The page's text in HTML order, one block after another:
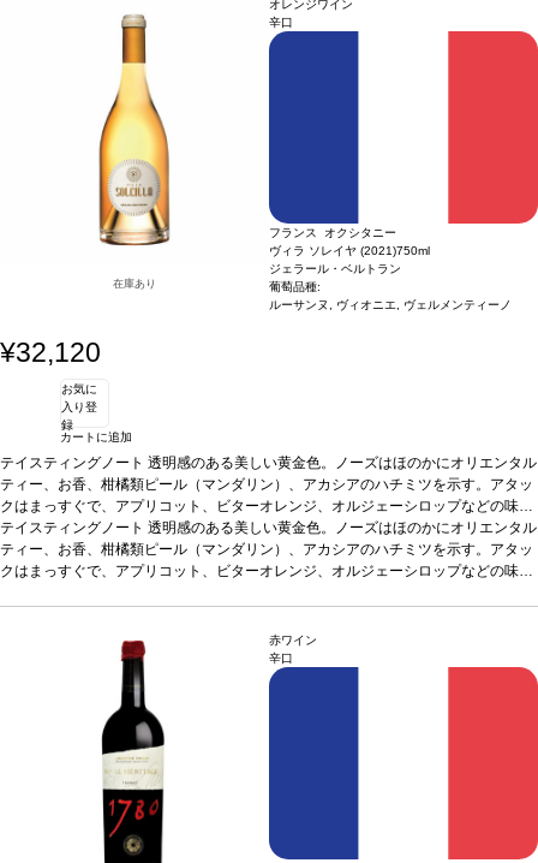
在庫があり価格が同様の場合は自動的に次のヴィンテージに変更されます、ご了承
在庫あり
オレンジワイン
辛口
フランス オクシタニー
ヴィラ ソレイヤ (2021)750ml
ジェラール・ベルトラン
葡萄品種:
ルーサンヌ, ヴィオニエ, ヴェルメンティーノ
¥32,120
お気に
入り登
録
カートに追加
テイスティングノート 透明感のある美しい黄金色。ノーズはほのかにオリエンタル
ティー、お香、柑橘類ピール（マンダリン）、アカシアのハチミツを示す。アタッ
クはまっすぐで、アプリコット、ビターオレンジ、オルジェーシロップなどの味わ
いを含む。ミッドパレットは、調和の取れたストラクチャーが塩味とクリーミーな
バターのニュアンスによりバランスが取れている。フィニッシュは、ラ・クラープ
のテロワールに沿った心地よいデリケートな塩味と、カリンやミネラルのタッチを
なスパイスを効かせたロースト野菜、フレッシュな山羊のチーズや熟成した牛や羊
葡萄品種ルーサンヌ、ヴェルメンティーノ、ヴィオニエ
*本ヴィンテージが在庫切れの場合、在庫があり価格が同様の場合は自動的に次の
ヴィンテージに変更されますのでご了承ください。
テイスティングノート 透明感のある美しい黄金色。ノーズはほのかにオリエンタル
ティー、お香、柑橘類ピール（マンダリン）、アカシアのハチミツを示す。アタッ
クはまっすぐで、アプリコット、ビターオレンジ、オルジェーシロップなどの味わ
のテロワールに沿った心地よいデリケートな塩味と、カリンやミネラルのタッチを
伴う。コクがあり濃厚な味わいで、アロマの余韻が美しく続き、タンニンは調和の
とれたストラクチャーを持つ。
ラム肉とアプリコットのシチュー、繊細
なスパイスを効かせたロースト野菜、フレッシュな山羊のチーズや熟成した牛や羊
葡萄品種 ルーサンヌ、ヴェルメンティーノ、ヴィオニエ
赤ワイン
辛口